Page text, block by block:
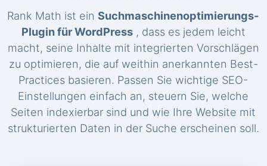
Rank Math ist einSuchmaschinenoptimierungs-
Plugin für WordPress, dass es jedem leicht
macht, seine Inhalte mit integrierten Vorschlägen
zu optimieren, die auf weithin anerkannten Best-
Practices basieren. Passen Sie wichtige SEO-
Einstellungen einfach an, steuern Sie, welche
Seiten indexierbar sind und wie Ihre Website mit
strukturierten Daten in der Suche erscheinen soll.